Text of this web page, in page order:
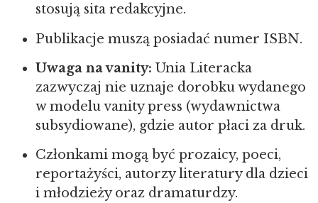
stosują sita redakcyjne.
Publikacje muszą posiadać numer ISBN.
Uwaga na vanity: Unia Literacka
zazwyczaj nie uznaje dorobku wydanego
w modelu vanity press (wydawnictwa
subsydiowane), gdzie autor płaci za druk.
Członkami mogą być prozaicy, poeci,
reportażyści, autorzy literatury dla dzieci
i młodzieży oraz dramaturdzy.